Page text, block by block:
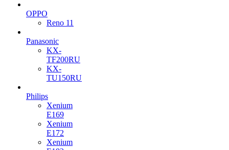
OPPO
Reno 11
Panasonic
KX-
TF200RU
KX-
TU150RU
Philips
Xenium
E169
Xenium
E172
Xenium